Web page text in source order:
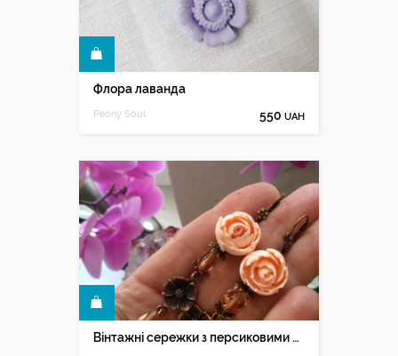
Флора лаванда
Peony Soul 550 UAH
Вінтажні сережки з персиковими півоніями